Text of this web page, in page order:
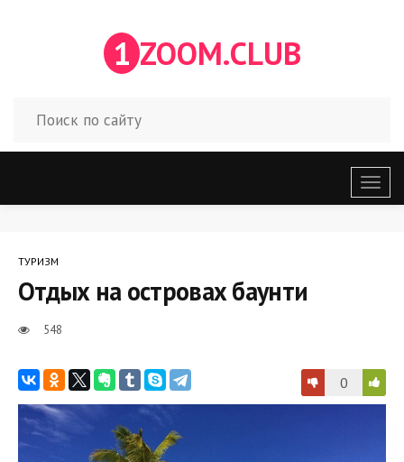
1 ZOOM.CLUB
меню
ТУРИЗМ
Отдых на островах баунти
548
0